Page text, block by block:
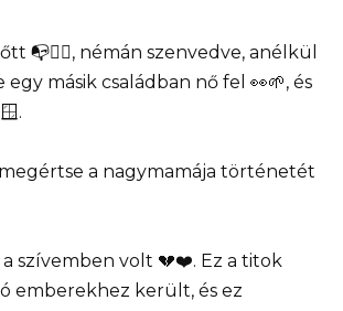
📭🚶‍♀️, némán szenvedve, anélkül
másik családban nő fel 👀🌱, és
a nagymamája történetét
szívemben volt 💔❤️. Ez a titok
emberekhez került, és ez